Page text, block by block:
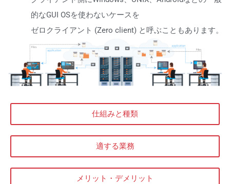
的なGUI OSを使わないケースを
ゼロクライアント (Zero client) と呼ぶこともあります。
仕組みと種類
適する業務
メリット・デメリット